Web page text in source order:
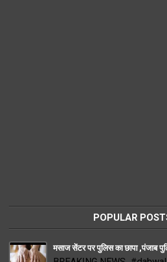
POPULAR
मसाज सेंटर पर पुलिस का छापा ,पंजाब